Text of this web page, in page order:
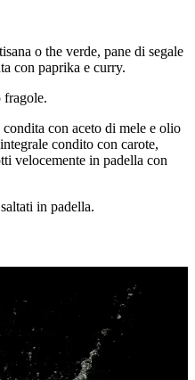
o the verde, pane di segale
con paprika e curry.
fragole.
con aceto di mele e olio
condito con carote,
velocemente in padella con
in padella.